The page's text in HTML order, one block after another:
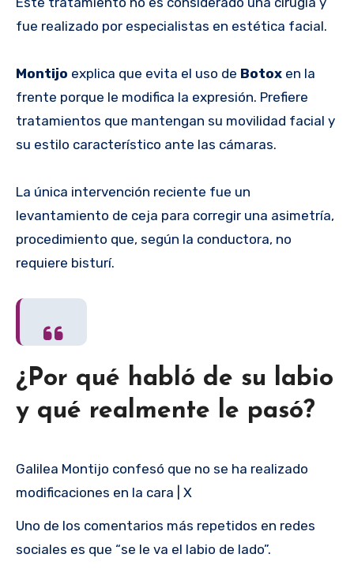
fue realizado por especialistas en estética facial.
Montijo explica que evita el uso de Botox en la
frente porque le modifica la expresión. Prefiere
tratamientos que mantengan su movilidad facial y
su estilo característico ante las cámaras.
La única intervención reciente fue un
levantamiento de ceja para corregir una asimetría,
procedimiento que, según la conductora, no
requiere bisturí.
¿Por qué habló de su labio
y qué realmente le pasó?
Galilea Montijo confesó que no se ha realizado
modificaciones en la cara | X
Uno de los comentarios más repetidos en redes
sociales es que “se le va el labio de lado”.